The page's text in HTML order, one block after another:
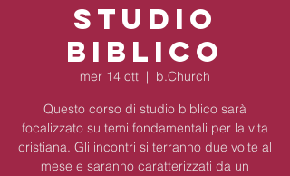
Studio
Biblico
mer 14 ott
  |
b.Church
Questo corso di studio biblico sarà
focalizzato su temi fondamentali per la vita
cristiana. Gli incontri si terranno due volte al
mese e saranno caratterizzati da un